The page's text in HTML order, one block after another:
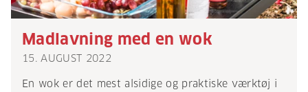
Madlavning med en wok
15. AUGUST 2022
En wok er det mest alsidige og praktiske værktøj i